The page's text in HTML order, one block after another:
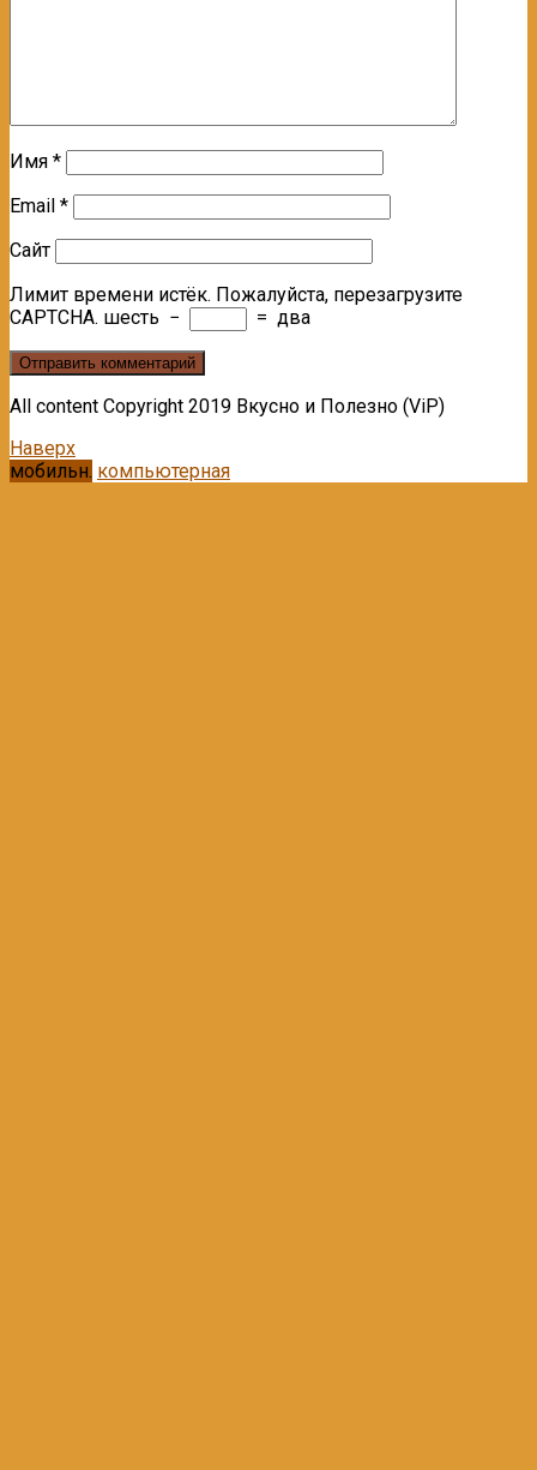
Имя *
Email *
Сайт
Лимит времени истёк. Пожалуйста, перезагрузите
CAPTCHA. шесть − = два
All content Copyright 2019 Вкусно и Полезно (ViP)
Наверх
мобильн. компьютерная